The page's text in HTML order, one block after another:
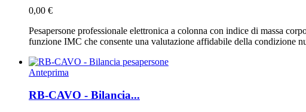
0,00 €
Pesapersone professionale elettronica a colonna con indice di massa
funzione IMC che consente una valutazione affidabile della condizione
Anteprima
RB-CAVO - Bilancia...